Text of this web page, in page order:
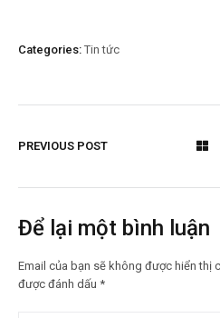
Categories: Tin tức
PREVIOUS POST
Để lại một bình luận
Email của bạn sẽ không được hiển thị
được đánh dấu *